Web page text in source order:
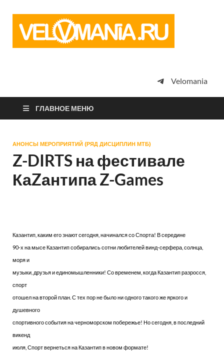
просто
Velomania
ГЛАВНОЕ МЕНЮ
АНОНСЫ МЕРОПРИЯТИЙ (РЯД ДИСЦИПЛИН МТБ)
Z-DIRTS на фестивале
КаZантипа Z-Games
Казантип, каким его знают сегодня, начинался со Спорта! В середине
90-х на мысе Казантип собирались сотни любителей винд-серфера, солнца,
моря и
музыки, друзья и единомышленники! Со временем, когда Казантип разросся,
спорт
отошел на второй план. С тех пор не было ни одного такого же яркого и
душевного
спортивного события на черноморском побережье! Но сегодня, в последний
викенд
июля, Спорт вернеться на Казантип в новом формате!